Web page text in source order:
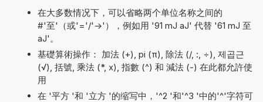
在大多数情况下，可以省略两个单位名称之间的
#'至'（或'='/'->'），例如用 '91 mJ aJ' 代替 '61 mJ 至
aJ'。
基礎算術操作： 加法 (+), pi (π), 除法 (/, :, ÷), 제곱근
(√), 括號, 乘法 (*, x), 指數 (^) 和 減法 (-) 在此都允許使
用
在 '平方 '和 '立方 '的缩写中，'^2 '和'^3 '中的'^'字符可